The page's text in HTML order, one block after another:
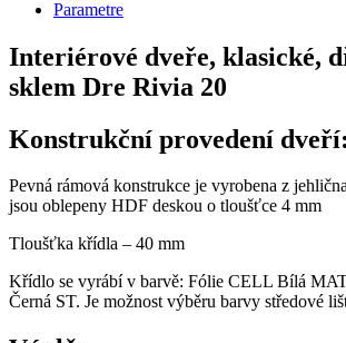
Parametre
Interiérové dveře, klasické,
sklem Dre Rivia 20
Konstrukční provedení dveří:
Pevná rámová konstrukce je vyrobena z
jsou oblepeny HDF deskou o tloušťce 4 mm
Tloušťka křídla – 40 mm
Křídlo se vyrábí v barvě: Fólie CELL Bílá
Černá ST. Je možnost výběru barvy středové